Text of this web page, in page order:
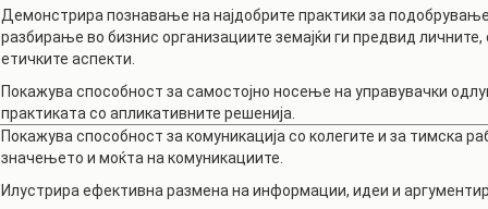
Демонстрира познавање на најдобрите практики за
разбирање во бизнис организациите земајќи ги предвид
етичките аспекти.
Покажува способност за самостојно носење на управувачки
практиката со апликативните решенија.
Покажува способност за комуникација со колегите и за тимска
значењето и моќта на комуникациите.
Илустрира ефективна размена на информации, идеи и